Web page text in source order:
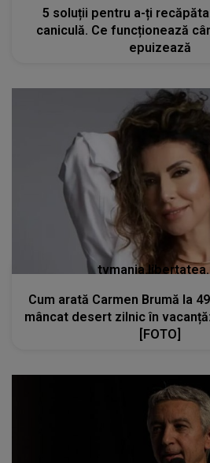
5 soluții pentru a-ți
caniculă. Ce funcționează
epuizează
Cum arată Carmen Brumă la
mâncat desert zilnic în
[FOTO]